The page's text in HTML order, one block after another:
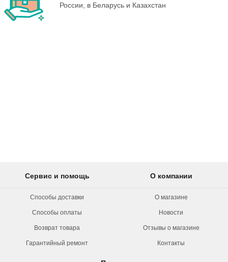
России, в Беларусь и Казахстан
Сервис и помощь
Способы доставки
Способы оплаты
Возврат товара
Гарантийный ремонт
О компании
О магазине
Новости
Отзывы о магазине
Контакты